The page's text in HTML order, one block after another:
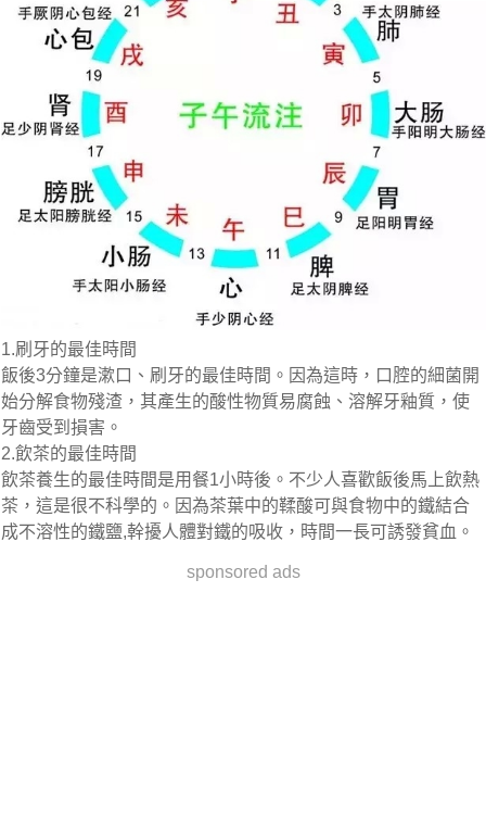
1.刷牙的最佳時間
飯後3分鐘是漱口、刷牙的最佳時間。因為這時，口腔的細菌開
始分解食物殘渣，其產生的酸性物質易腐蝕、溶解牙釉質，使
牙齒受到損害。
2.飲茶的最佳時間
飲茶養生的最佳時間是用餐1小時後。不少人喜歡飯後馬上飲熱
茶，這是很不科學的。因為茶葉中的鞣酸可與食物中的鐵結合
成不溶性的鐵鹽,幹擾人體對鐵的吸收，時間一長可誘發貧血。
sponsored ads